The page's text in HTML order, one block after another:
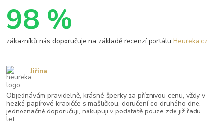
98 %
zákazníků nás doporučuje na základě recenzí portáluHeureka.cz
Objednávám pravidelně, krásné šperky za příznivou cenu, vždy v
hezké papírové krabičče s mašličkou, doručení do druhého dne,
jednoznačně doporučuji, nakupuji v podstatě pouze zde již řadu
let.
Jiřina